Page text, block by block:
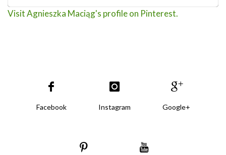
Visit Agnieszka Maciąg's profile on Pinterest.
Facebook Instagram Google+